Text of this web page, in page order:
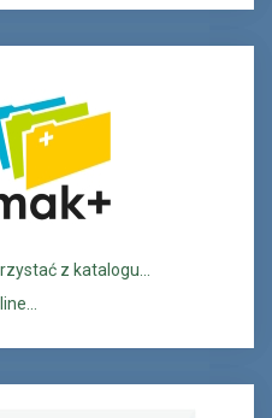
z katalogu...